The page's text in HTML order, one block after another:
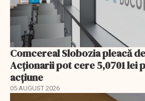
Comcereal Slobozia pleacă
Acționarii pot cere 5,0701 lei
acțiune
05 AUGUST 2026